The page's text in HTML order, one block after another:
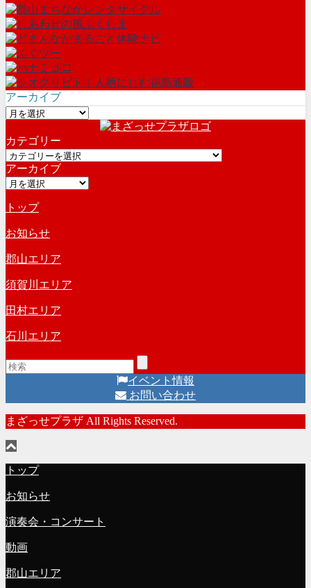
アーカイブ
ア
カ
イ
ブ
カテゴリー
カ
テ
ゴ
ー
アーカイブ
ア
カ
イ
ブ
トップ
お知らせ
郡山エリア
須賀川エリア
田村エリア
石川エリア
イベント情報
お問い合わせ
まざっせプラザ All Rights Reserved.
トップ
お知らせ
演奏会・コンサート
動画
郡山エリア